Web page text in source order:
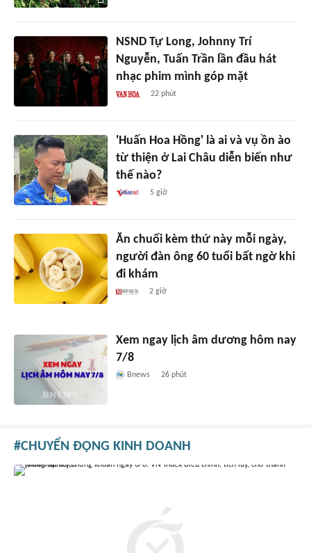
NSND Tự Long, Johnny Trí
Nguyễn, Tuấn Trần lần đầu hát
nhạc phim mình góp mặt
22 phút
'Huấn Hoa Hồng' là ai và vụ ồn ào
từ thiện ở Lai Châu diễn biến như
thế nào?
5 giờ
Ăn chuối kèm thứ này mỗi ngày,
người đàn ông 60 tuổi bất ngờ khi
đi khám
2 giờ
Xem ngay lịch âm dương hôm nay
7/8
Bnews 26 phút
CHUYỂN ĐỘNG KINH DOANH